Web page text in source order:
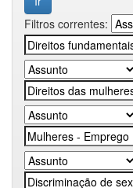
Filtros correntes: